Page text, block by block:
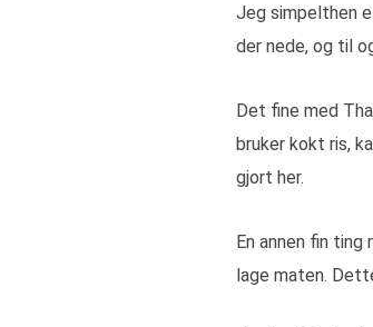
Jeg simpelthen
der nede, og til
Det fine med
bruker kokt ris,
gjort her.
En annen fin
lage maten.